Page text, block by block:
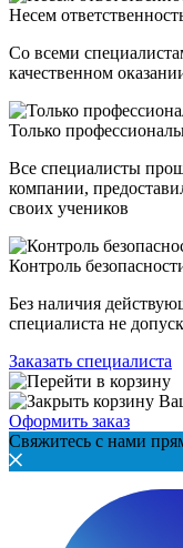
Несем
Со всеми
качественном
Только
Все специалисты
компании,
своих учеников
Контроль
Без наличия
специалиста не
Заказать специалиста
Оформить заказ
Свяжитесь с нами